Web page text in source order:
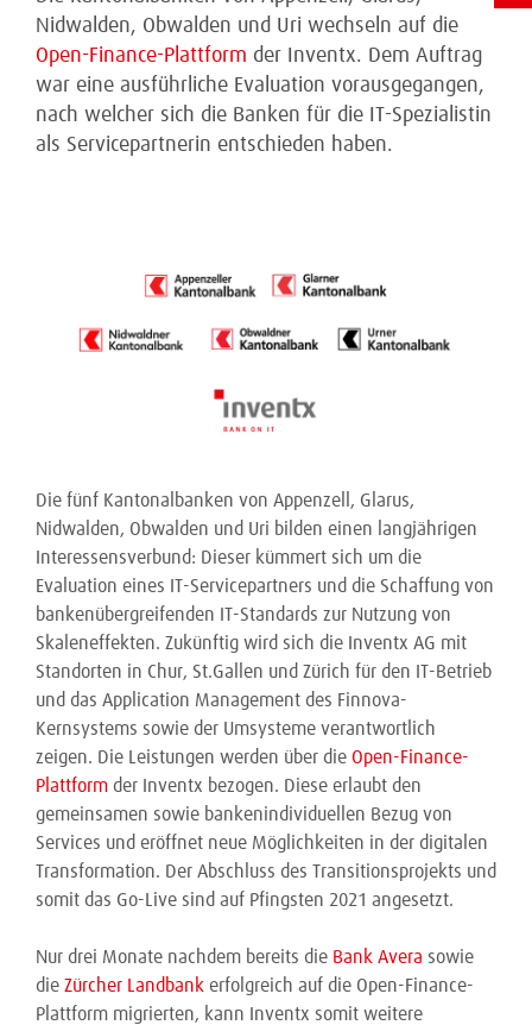
Nidwalden, Obwalden und Uri wechseln auf die
Open-Finance-Plattform der Inventx. Dem Auftrag
war eine ausführliche Evaluation vorausgegangen,
nach welcher sich die Banken für die IT-Spezialistin
als Servicepartnerin entschieden haben.
Die fünf Kantonalbanken von Appenzell, Glarus,
Nidwalden, Obwalden und Uri bilden einen langjährigen
Interessensverbund: Dieser kümmert sich um die
Evaluation eines IT-Servicepartners und die Schaffung von
bankenübergreifenden IT-Standards zur Nutzung von
Skaleneffekten. Zukünftig wird sich die Inventx AG mit
Standorten in Chur, St.Gallen und Zürich für den IT-Betrieb
und das Application Management des Finnova-
Kernsystems sowie der Umsysteme verantwortlich
zeigen. Die Leistungen werden über die Open-Finance-
Plattform der Inventx bezogen. Diese erlaubt den
gemeinsamen sowie bankenindividuellen Bezug von
Services und eröffnet neue Möglichkeiten in der digitalen
Transformation. Der Abschluss des Transitionsprojekts und
somit das Go-Live sind auf Pfingsten 2021 angesetzt.
Nur drei Monate nachdem bereits die Bank Avera sowie
die Zürcher Landbank erfolgreich auf die Open-Finance-
Plattform migrierten, kann Inventx somit weitere